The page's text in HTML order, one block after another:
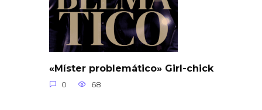
«Míster problemático» Girl-chick
0 68